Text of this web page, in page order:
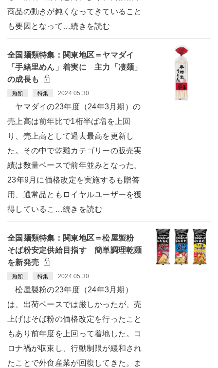
商品の動きが鈍くなってきていること
も要因となって…続きを読む
全国麺類特集：関東地区＝ヤマダイ
「手緒里めん」着実に 主力「凄麺」
の成長も
麺類 特集 2024.05.30
ヤマダイの23年度（24年3月期）の
売上高は前年比で1桁半ば増を上回
り、売上高として過去最高を更新し
た。その中で乾麺カテゴリーの販売実
績は数量ベースで前年並みとなった。
23年9月に価格改定を実施するも贈答
用、通常品ともロイヤルユーザーを獲
得しているこ…続きを読む
全国麺類特集：関東地区＝松屋製粉
そば粉安定供給目指す 簡単調理乾麺
を新発売
麺類 特集 2024.05.30
松屋製粉の23年度（24年3月期）
は、出荷ベースでは厳しかったが、売
上げはそば粉の価格改定を行ったこと
もあり前年度を上回って着地した。コ
ロナ禍が収束し、行動制限が緩和され
たことで外食産業が回復してきた。ま